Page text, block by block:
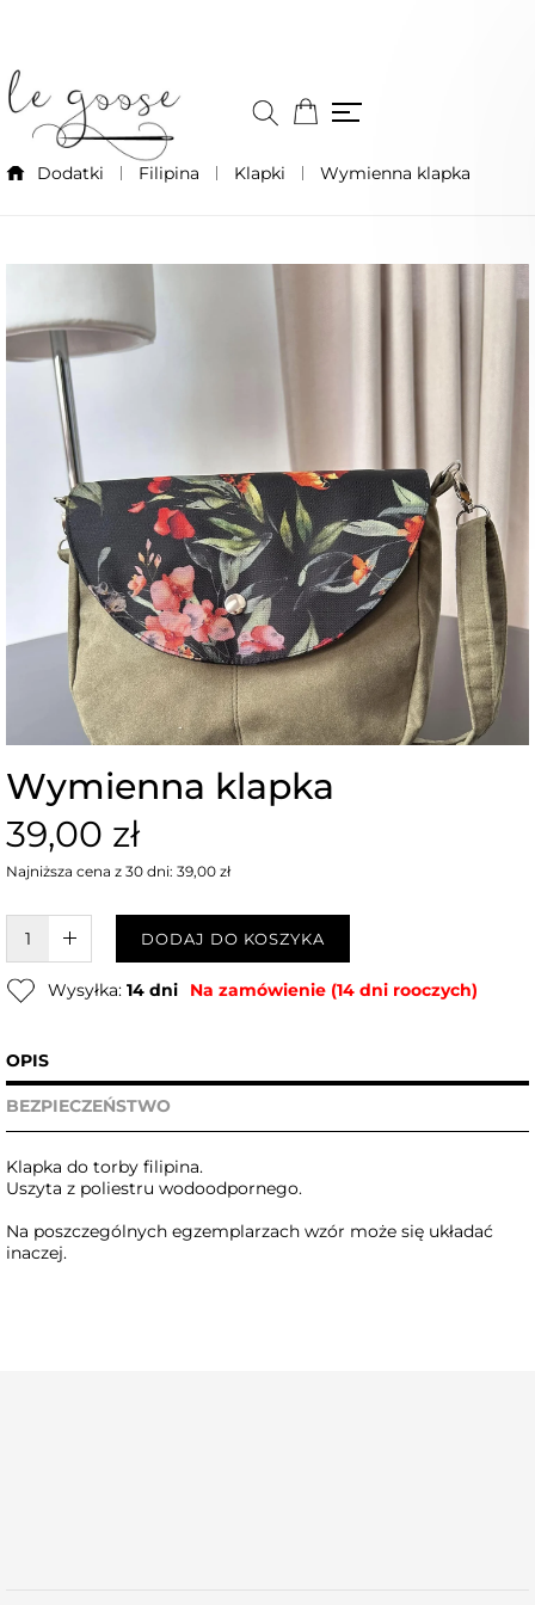
Dodatki Filipina Klapki Wymienna klapka
Wymienna klapka
39,00 zł
Najniższa cena z 30 dni: 39,00 zł
W KOSZYKU :)DODAJ DO KOSZYKA
Wysyłka: 14 dni Na zamówienie (14 dni rooczych)
OPIS
BEZPIECZEŃSTWO
Klapka do torby filipina.
Uszyta z poliestru wodoodpornego.
Na poszczególnych egzemplarzach wzór może się układać
inaczej.